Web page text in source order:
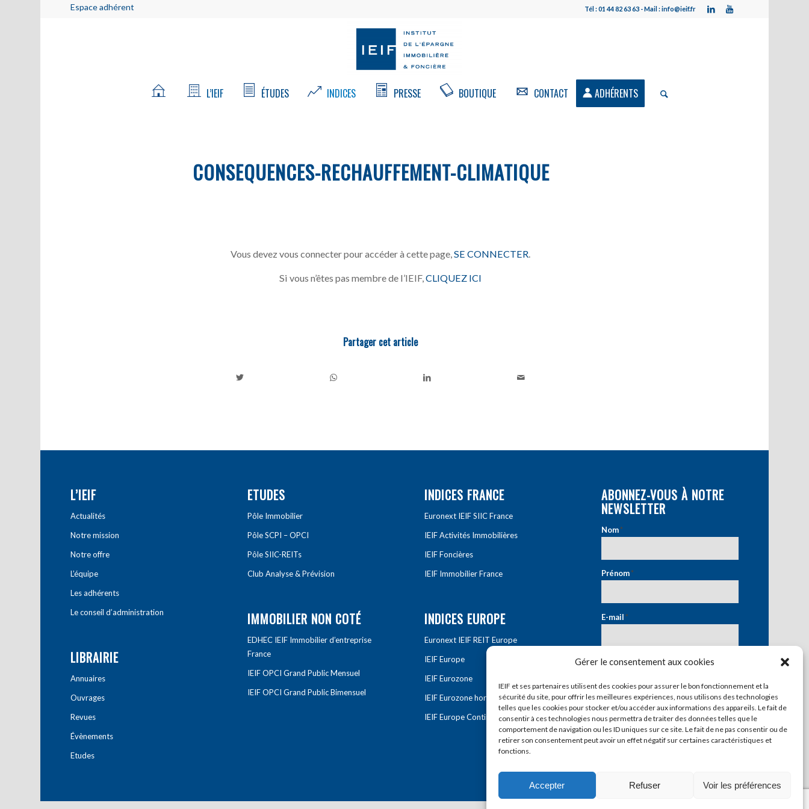
Gérer le consentement aux cookies
IEIF et ses partenaires utilisent des cookies pour assurer le bon fonctionnement et la
sécurité du site, pour offrir les meilleures expériences, nous utilisons des technologies
telles que les cookies pour stocker et/ou accéder aux informations des appareils. Le fait de
consentir à ces technologies nous permettra de traiter des données telles que le
comportement de navigation ou les ID uniques sur ce site. Le fait de ne pas consentir ou de
retirer son consentement peut avoir un effet négatif sur certaines caractéristiques et
fonctions.
Accepter Refuser Voir les préférences
Espace adhérent Tél : 01 44 82 63 63 - Mail : info@ieif.fr
L’IEIF ÉTUDES INDICES PRESSE BOUTIQUE CONTACT ADHÉRENTS
CONSEQUENCES-RECHAUFFEMENT-CLIMATIQUE
Vous devez vous connecter pour accéder à cette page, SE CONNECTER
Si vous n’êtes pas membre de l’IEIF,CLIQUEZ ICI
Partager cet article
L’IEIF
Actualités
Notre mission
Notre offre
L’équipe
Les adhérents
Le conseil d’administration
LIBRAIRIE
Annuaires
Ouvrages
Revues
Évènements
Etudes
ETUDES
Pôle Immobilier
Pôle SCPI – OPCI
Pôle SIIC-REITs
Club Analyse & Prévision
IMMOBILIER NON COTÉ
EDHEC IEIF Immobilier d’entreprise
France
IEIF OPCI Grand Public Mensuel
IEIF OPCI Grand Public Bimensuel
INDICES FRANCE
Euronext IEIF SIIC France
IEIF Activités Immobilières
IEIF Foncières
IEIF Immobilier France
INDICES EUROPE
Euronext IEIF REIT Europe
IEIF Europe
IEIF Eurozone
IEIF Eurozone hors France
IEIF Europe Continentale
ABONNEZ-VOUS À NOTRE
NEWSLETTER
Nom*
Prénom*
E-mail*